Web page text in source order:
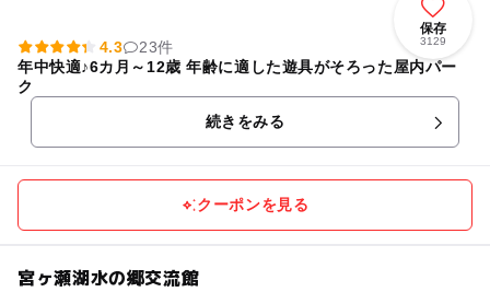
保存
3129
4.3
23件
年中快適♪6カ月～12歳 年齢に適した遊具がそろった屋内パー
ク
続きをみる
クーポンを見る
宮ヶ瀬湖水の郷交流館